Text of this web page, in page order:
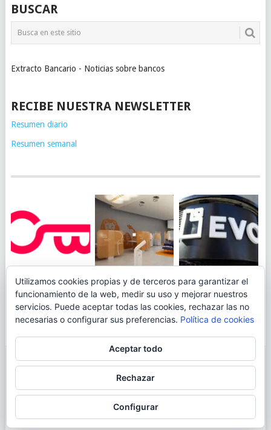
BUSCAR
Extracto Bancario - Noticias sobre bancos
RECIBE NUESTRA NEWSLETTER
Resumen diario
Resumen semanal
JUEGA AL
CANICÓDROMO
DIGITAL DE
OPENBANK
ING TOCA SUELO EN
LA RENTABILIDAD
DE SU CUENTA
NARANJA: 0,01% TAE
EVO BANK
PERMITIRÁ
INGRESAR DINERO
DESDE LAS OFICINAS
© 2026BLOGAHORRO.
CONTACTA CON EL AUTOR
MAPA DE LA WEB
MÁS INFORMACIÓN SOBRE LAS COOKIES
POLÍTICA DE COOKIES
Utilizamos cookies propias y de terceros para garantizar el
funcionamiento de la web, medir su uso y mejorar nuestros
servicios. Puede aceptar todas las cookies, rechazar las no
necesarias o configurar sus preferencias. Política de cookies
Aceptar todo
Rechazar
Configurar